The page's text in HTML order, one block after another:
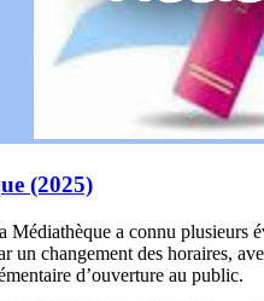
(2025)
Médiathèque a connu plusieurs
un changement des horaires,
d’ouverture au public.